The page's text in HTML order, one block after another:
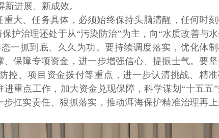
进展、新成效。
大、任务具体，必须始终保持头脑清醒，任何时
护治理还处于从“污染防治”为主，向“水质改善与
一抓到底、久久为功。要持续调度落实，优化体
保障专项资金，进一步增强信心、提振士气。要
控、项目资金拨付等重点，进一步认清挑战、精
重点工作，加大资金兑现保障，科学谋划“十五五
扛实责任、狠抓落实，推动洱海保护精准治理再